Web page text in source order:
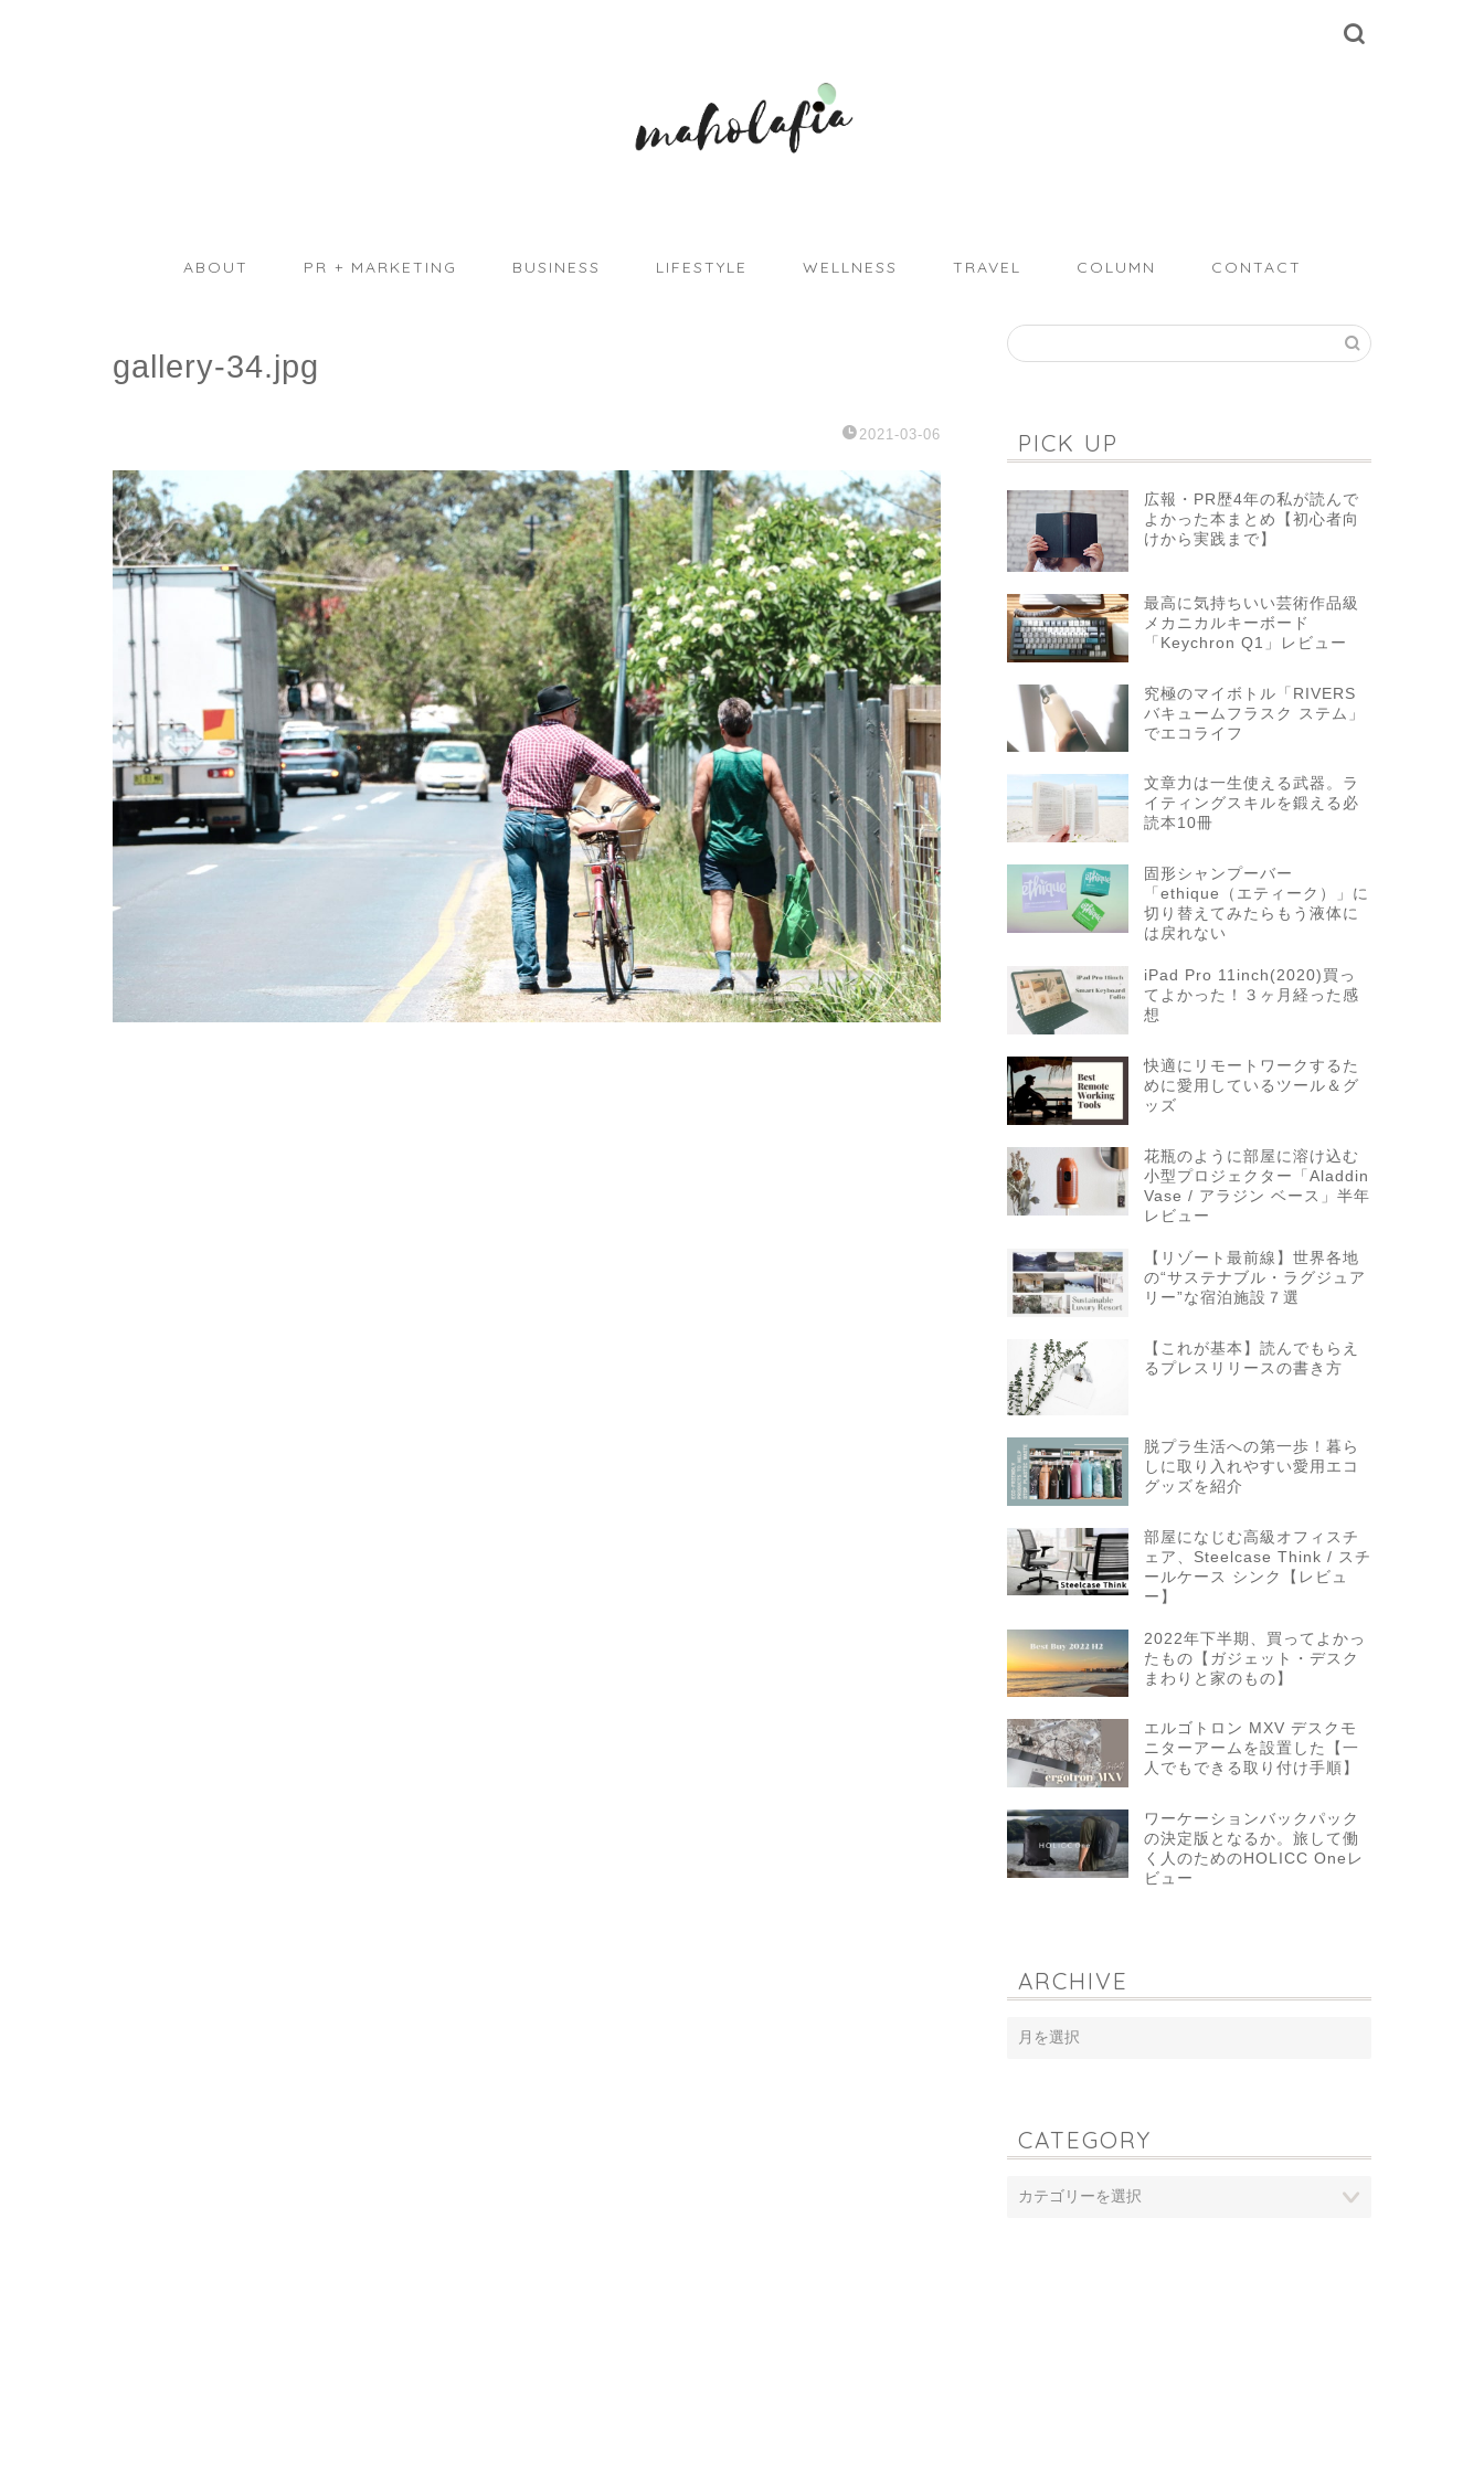
ABOUT PR + MARKETING BUSINESS LIFESTYLE WELLNESS TRAVEL COLUMN CONTACT
gallery-34.jpg
2021-03-06 PICK UP
広報・PR歴4年の私が読んで
よかった本まとめ【初心者向
けから実践まで】
最高に気持ちいい芸術作品級
メカニカルキーボード
「Keychron Q1」レビュー
究極のマイボトル「RIVERS
バキュームフラスク ステム」
でエコライフ
文章力は一生使える武器。ラ
イティングスキルを鍛える必
読本10冊
固形シャンプーバー
「ethique（エティーク）」に
切り替えてみたらもう液体に
は戻れない
iPad Pro 11inch(2020)買っ
てよかった！３ヶ月経った感
想
快適にリモートワークするた
めに愛用しているツール＆グ
ッズ
花瓶のように部屋に溶け込む
小型プロジェクター「Aladdin
Vase / アラジン ベース」半年
レビュー
【リゾート最前線】世界各地
の“サステナブル・ラグジュア
リー”な宿泊施設７選
【これが基本】読んでもらえ
るプレスリリースの書き方
脱プラ生活への第一歩！暮ら
しに取り入れやすい愛用エコ
グッズを紹介
部屋になじむ高級オフィスチ
ェア、Steelcase Think / スチ
ールケース シンク【レビュ
ー】
2022年下半期、買ってよかっ
たもの【ガジェット・デスク
まわりと家のもの】
エルゴトロン MXV デスクモ
ニターアームを設置した【一
人でもできる取り付け手順】
ワーケーションバックパック
の決定版となるか。旅して働
く人のためのHOLICC Oneレ
ビュー
ARCHIVE
CATEGORY